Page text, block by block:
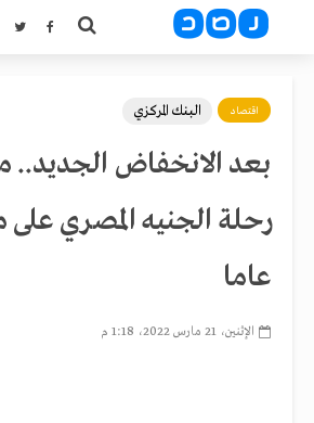
اقتصاد البنك المركزي
بعد الانخفاض
عاما
الإثنين، 21 مارس 2022، 1:18 م